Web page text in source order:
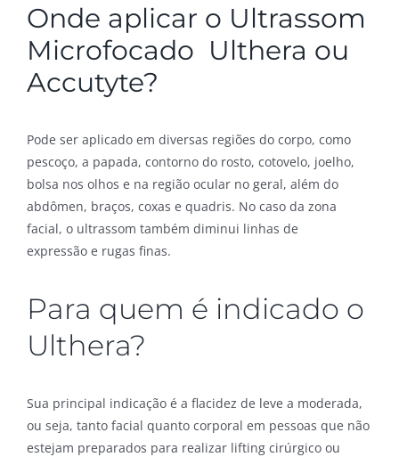
Onde aplicar o Ultrassom
Microfocado Ulthera ou
Accutyte?
Pode ser aplicado em diversas regiões do corpo, como
pescoço, a papada, contorno do rosto, cotovelo, joelho,
bolsa nos olhos e na região ocular no geral, além do
abdômen, braços, coxas e quadris. No caso da zona
facial, o ultrassom também diminui linhas de
expressão e rugas finas.
Para quem é indicado o
Ulthera?
Sua principal indicação é a flacidez de leve a moderada,
ou seja, tanto facial quanto corporal em pessoas que não
estejam preparados para realizar lifting cirúrgico ou